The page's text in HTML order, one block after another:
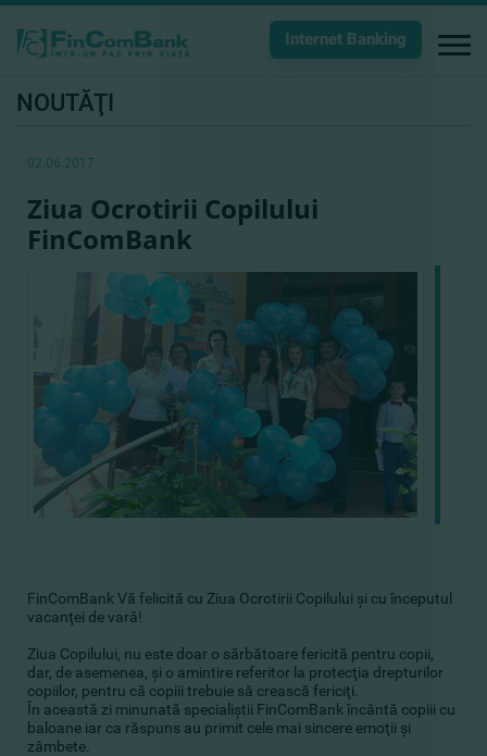
Internet Banking
NOUTĂŢI
02.06.2017
Ziua Ocrotirii Copilului
FinComBank
FinComBank Vă felicită cu Ziua Ocrotirii Copilului şi cu începutul
vacanţei de vară!
Ziua Copilului, nu este doar o sărbătoare fericită pentru copii,
dar, de asemenea, şi o amintire referitor la protecţia drepturilor
copiilor, pentru că copiii trebuie să crească fericiţi.
În această zi minunată specialiştii FinComBank încântă copiii cu
baloane iar ca răspuns au primit cele mai sincere emoţii şi
zâmbete.